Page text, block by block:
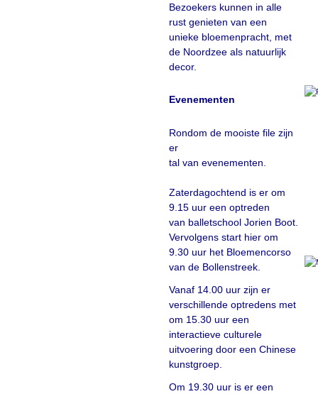
Bezoekers kunnen in alle
rust genieten van een
unieke bloemenpracht, met
de Noordzee als natuurlijk
decor.
Evenementen
Rondom de mooiste file zijn
er
tal van evenementen.
Zaterdagochtend is er om
9.15 uur een optreden
van balletschool Jorien Boot.
Vervolgens start hier om
9.30 uur het Bloemencorso
van de Bollenstreek.
Vanaf 14.00 uur zijn er
verschillende optredens met
om 15.30 uur een
interactieve culturele
uitvoering door een Chinese
kunstgroep.
Om 19.30 uur is er een